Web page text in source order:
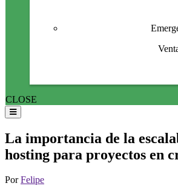
CLOSE
La importancia de la
hosting para proyectos en
PorFelipe